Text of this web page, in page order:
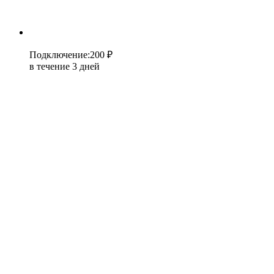
Подключение:200 ₽
в течение 3 дней